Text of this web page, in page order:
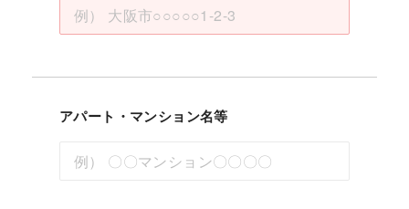
アパート・マンション名等